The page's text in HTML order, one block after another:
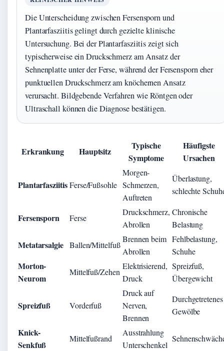
Die Unterscheidung zwischen Fersensporn und
Plantarfasziitis gelingt durch gezielte klinische
Untersuchung. Bei der Plantarfasziitis zeigt sich
typischerweise ein Druckschmerz am Ansatz der
Sehnenplatte unter der Ferse, während der Fersensporn eher
punktuellen Druckschmerz am knöchernen Ansatz
verursacht. Bildgebende Verfahren wie Röntgen oder
Ultraschall können die Diagnose bestätigen.
Erkrankung Hauptsitz
Typische
Symptome
Häufigste
Ursachen
Plantarfasziitis Ferse/Fußsohle
Morgen-
Schmerzen,
Auftreten
Überlastung,
schlechte
Fersensporn Ferse
Druckschmerz,
Abrollen
Chronische
Belastung
Metatarsalgie Ballen/Mittelfuß
Brennen beim
Abrollen
Fehlbelastung,
Schuhe
Morton-
Neurom
Mittelfuß/Zehen
Elektrisierend,
Druck
Spreizfuß,
Übergewicht
Spreizfuß Vorderfuß
Druck auf
Nerven,
Brennen
Durchgetretenes
Gewölbe
Knick-
Senkfuß
Mittelfußrand
Ausstrahlung
Unterschenkel